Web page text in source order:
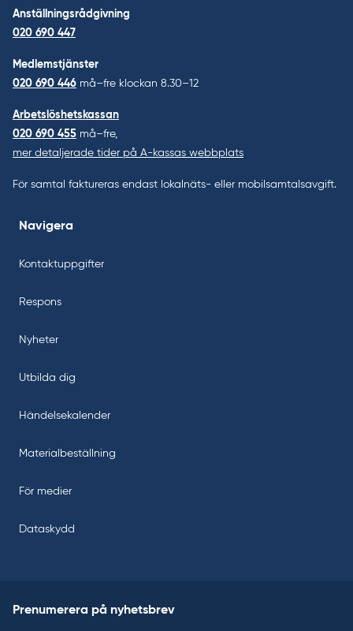
Anställningsrådgivning
020 690 447
Medlemstjänster
020 690 446 må–fre klockan 8.30–12
Arbetslöshetskassan
020 690 455 må–fre,
mer detaljerade tider på A-kassas webbplats
För samtal faktureras endast lokalnäts- eller mobilsamtalsavgift.
Navigera
Kontaktuppgifter
Respons
Nyheter
Utbilda dig
Händelsekalender
Materialbeställning
För medier
Dataskydd
Prenumerera på nyhetsbrev